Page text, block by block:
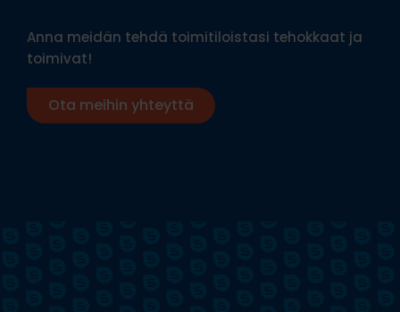
Anna meidän tehdä toimitiloistasi tehokkaat ja
toimivat!
Ota meihin yhteyttä